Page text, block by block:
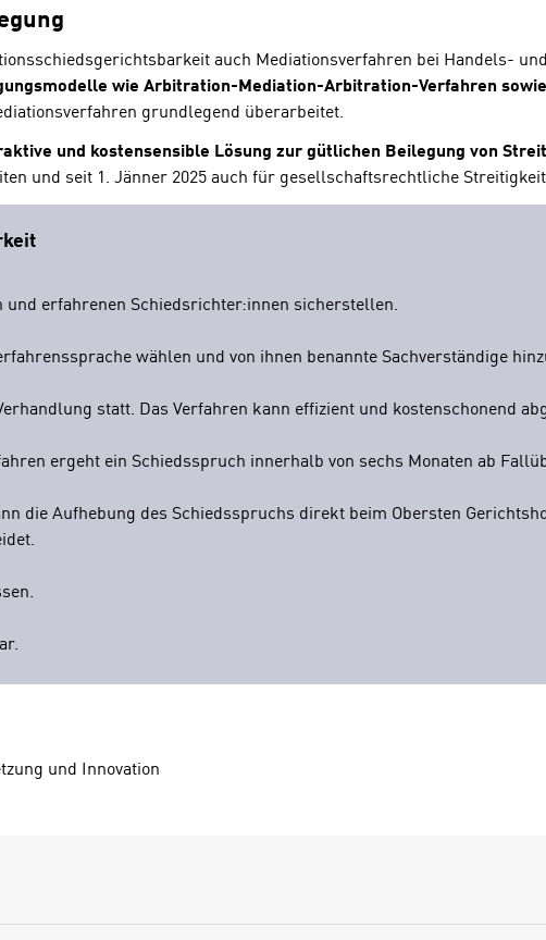
auch Mediationsverfahren bei Handels-
wie Arbitration-Mediation-Arbitration-Verfahren
grundlegend überarbeitet.
und kostensensible Lösung zur gütlichen Beilegung von
und seit 1. Jänner 2025 auch für gesellschaftsrechtliche
und erfahrenen Schiedsrichter:innen sicherstellen.
wählen und von ihnen benannte Sachverständige
statt. Das Verfahren kann effizient und kostenschonend
ergeht ein Schiedsspruch innerhalb von sechs Monaten ab
die Aufhebung des Schiedsspruchs direkt beim Obersten
und Innovation